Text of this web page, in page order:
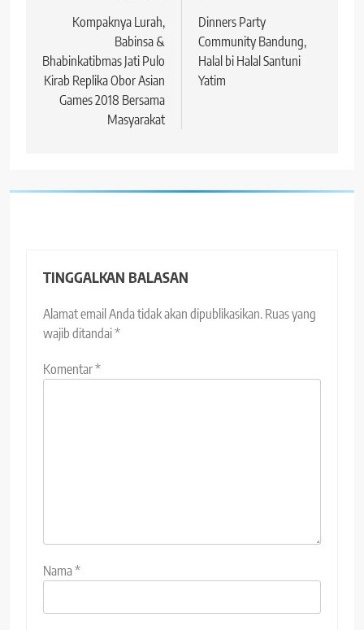
Kompaknya Lurah,
Babinsa &
Bhabinkatibmas Jati Pulo
Kirab Replika Obor Asian
Games 2018 Bersama
Masyarakat
Dinners Party
Community Bandung,
Halal bi Halal Santuni
Yatim
TINGGALKAN BALASAN
Alamat email Anda tidak akan dipublikasikan. Ruas yang
wajib ditandai*
Komentar*
Nama*